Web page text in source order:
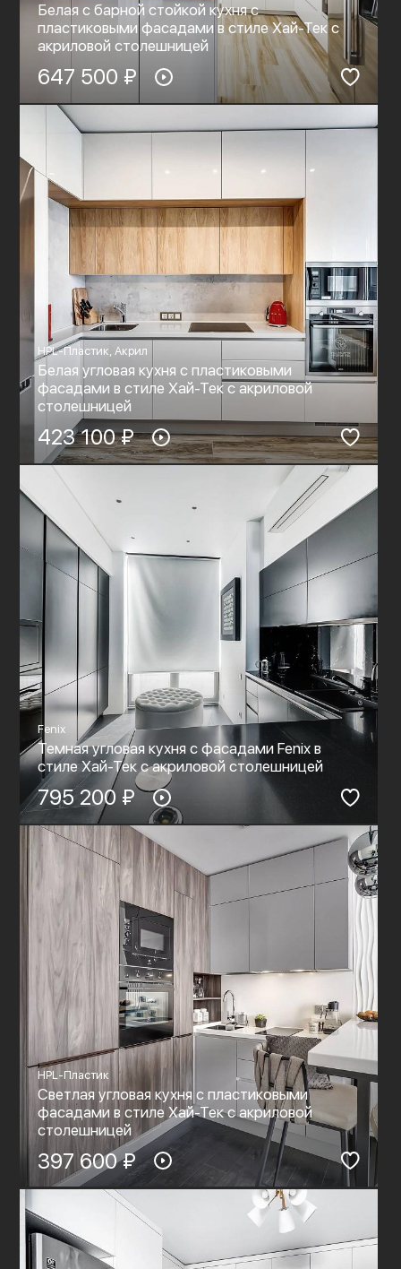
Белая с барной стойкой кухня с
пластиковыми фасадами в стиле Хай-Тек c
акриловой столешницей
647 500 ₽
HPL-Пластик, Акрил
Белая угловая кухня с пластиковыми
фасадами в стиле Хай-Тек c акриловой
столешницей
423 100 ₽
Fenix
Темная угловая кухня с фасадами Fenix в
стиле Хай-Тек c акриловой столешницей
795 200 ₽
HPL-Пластик
Светлая угловая кухня с пластиковыми
фасадами в стиле Хай-Тек c акриловой
столешницей
397 600 ₽